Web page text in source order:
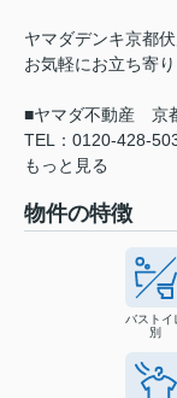
ヤマダデンキ京都
お気軽にお立ち寄
■ヤマダ不動産 京
TEL：0120-428-
もっと見る
物件の特徴
バストイ
別